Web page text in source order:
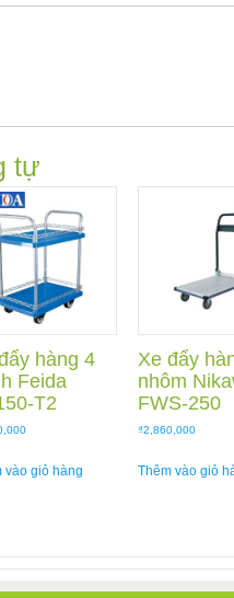
lượng
tự
hàng 4
Feida
T2
vào giỏ hàng
Xe đẩy
nhôm
FWS-250
₫2,860,000
Thêm vào giỏ